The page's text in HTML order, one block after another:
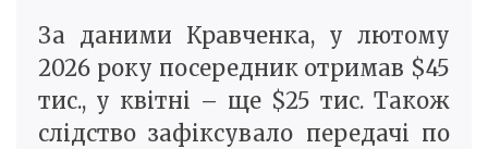
За даними Кравченка, у лютому
2026 року посередник отримав $45
тис., у квітні – ще $25 тис. Також
слідство зафіксувало передачі по